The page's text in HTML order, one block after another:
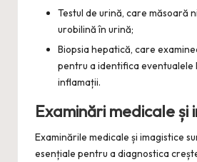
Testul de urină, care măsoară
urobilină în urină;
Biopsia hepatică, care
pentru a identifica eventualele
inflamații.
Examinări medicale și
Examinările medicale și imagistice
esențiale pentru a diagnostica